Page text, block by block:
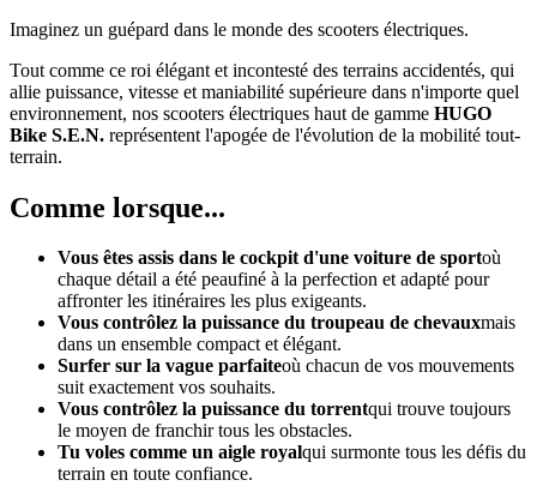
Imaginez un guépard dans le monde des scooters électriques.
Tout comme ce roi élégant et incontesté des terrains accidentés, qui
allie puissance, vitesse et maniabilité supérieure dans n'importe quel
environnement, nos scooters électriques haut de gamme HUGO
Bike S.E.N. représentent l'apogée de l'évolution de la mobilité tout-
terrain.
Comme lorsque...
Vous êtes assis dans le cockpit d'une voiture de sportoù
chaque détail a été peaufiné à la perfection et adapté pour
affronter les itinéraires les plus exigeants.
Vous contrôlez la puissance du troupeau de chevauxmais
dans un ensemble compact et élégant.
Surfer sur la vague parfaiteoù chacun de vos mouvements
suit exactement vos souhaits.
Vous contrôlez la puissance du torrentqui trouve toujours
le moyen de franchir tous les obstacles.
Tu voles comme un aigle royalqui surmonte tous les défis du
terrain en toute confiance.